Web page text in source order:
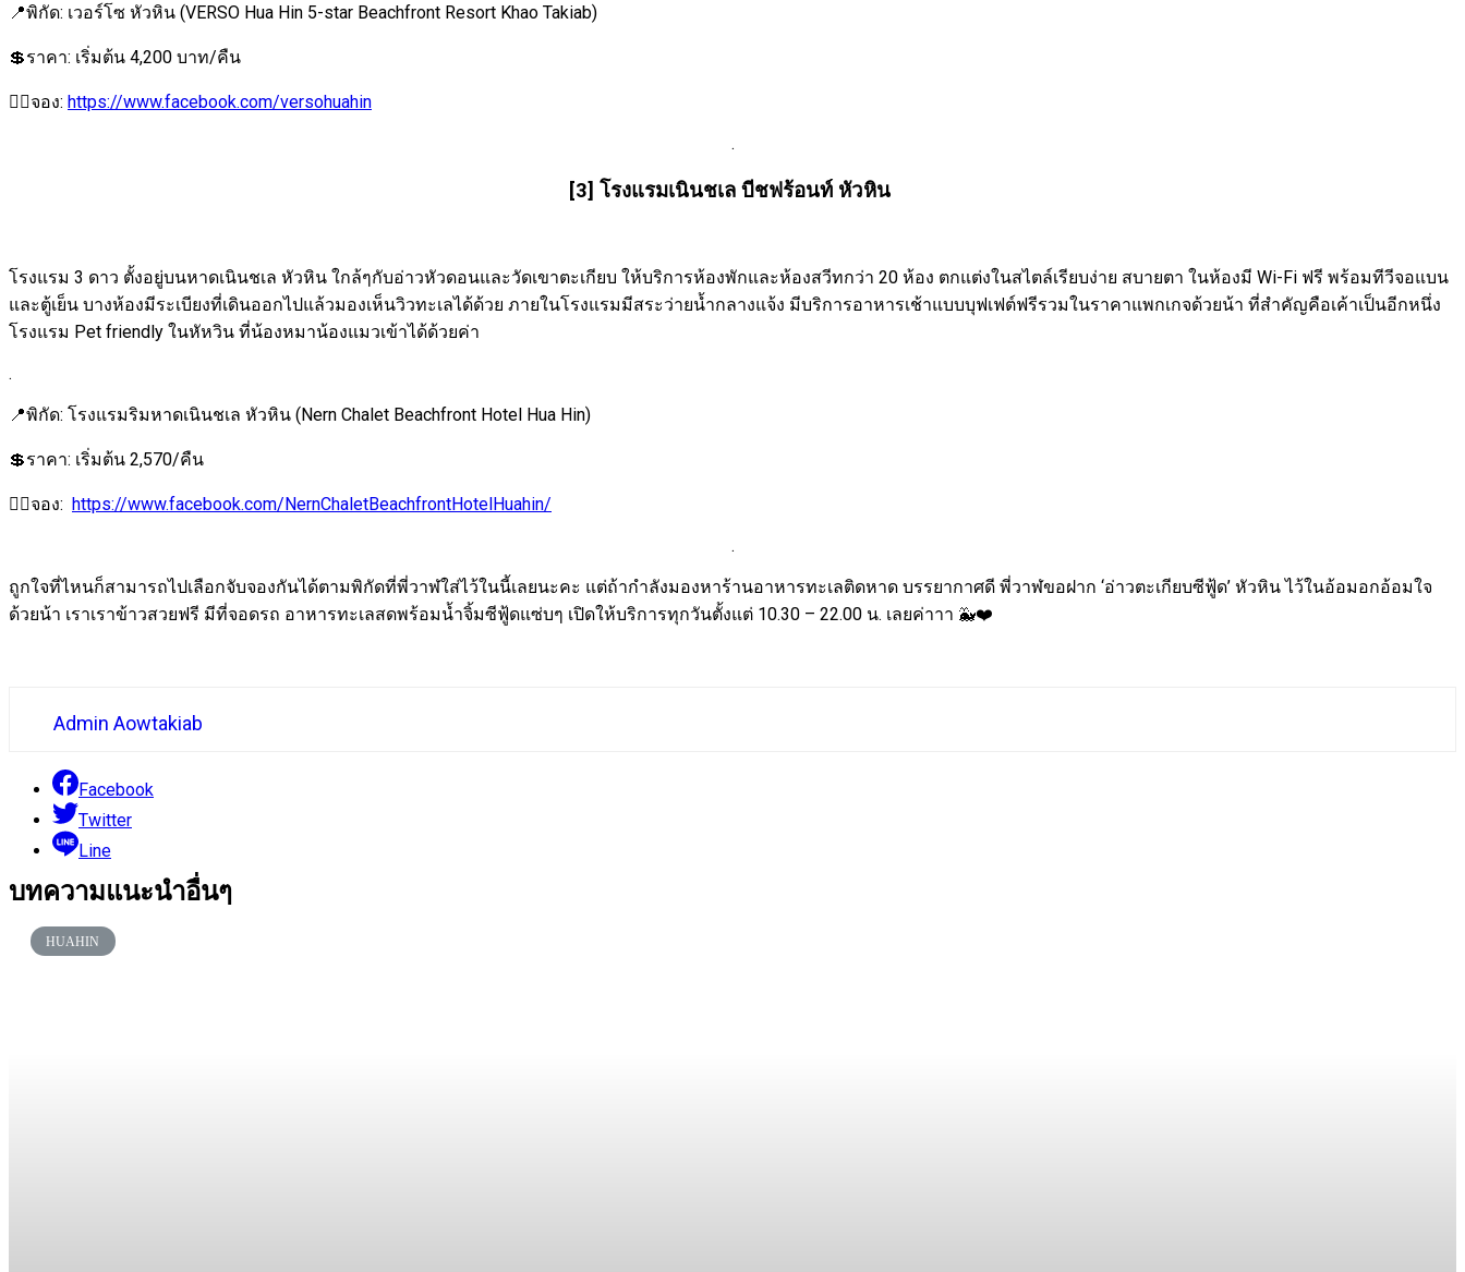
📍พิกัด: เวอร์โซ หัวหิน (VERSO Hua Hin 5-star Beachfront Resort Khao Takiab)
💲ราคา: เริ่มต้น 4,200 บาท/คืน
👉🏻จอง: https://www.facebook.com/versohuahin
.
[3] โรงแรมเนินชเล บีชฟร้อนท์ หัวหิน
โรงแรม 3 ดาว ตั้งอยู่บนหาดเนินชเล หัวหิน ใกล้ๆกับอ่าวหัวดอนและวัดเขาตะเกียบ ให้บริการห้องพักและห้องสวีทกว่า 20 ห้อง ตกแต่งในสไตล์เรียบง่าย สบายตา ในห้องมี Wi-Fi ฟรี พร้อมทีวีจอแบน
และตู้เย็น บางห้องมีระเบียงที่เดินออกไปแล้วมองเห็นวิวทะเลได้ด้วย ภายในโรงแรมมีสระว่ายน้ำกลางแจ้ง มีบริการอาหารเช้าแบบบุฟเฟต์ฟรีรวมในราคาแพกเกจด้วยน้า ที่สำคัญคือเค้าเป็นอีกหนึ่ง
โรงแรม Pet friendly ในหัหวิน ที่น้องหมาน้องแมวเข้าได้ด้วยค่า
.
📍พิกัด: โรงแรมริมหาดเนินชเล หัวหิน (Nern Chalet Beachfront Hotel Hua Hin)
💲ราคา: เริ่มต้น 2,570/คืน
👉🏻จอง: ​​ https://www.facebook.com/NernChaletBeachfrontHotelHuahin/
.
ถูกใจที่ไหนก็สามารถไปเลือกจับจองกันได้ตามพิกัดที่พี่วาฬใส่ไว้ในนี้เลยนะคะ แต่ถ้ากำลังมองหาร้านอาหารทะเลติดหาด บรรยากาศดี พี่วาฬขอฝาก ‘อ่าวตะเกียบซีฟู้ด’ หัวหิน ไว้ในอ้อมอกอ้อมใจ
ด้วยน้า เราเราข้าวสวยฟรี มีที่จอดรถ อาหารทะเลสดพร้อมน้ำจิ้มซีฟู้ดแซ่บๆ เปิดให้บริการทุกวันตั้งแต่ 10.30 – 22.00 น. เลยค่าาา 🐳❤️
Admin Aowtakiab
Facebook
Twitter
Line
บทความแนะนำอื่นๆ
HUAHIN